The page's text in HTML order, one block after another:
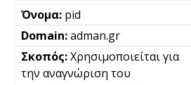
pid
adman.gr
Χρησιμοποιείται για
την αναγνώριση του